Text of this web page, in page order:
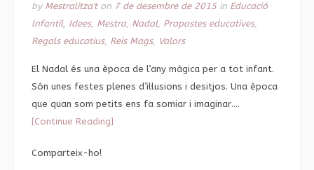
by Mestralitza'ton 7 de desembre de 2015in Educació
Infantil, Idees, Mestra, Nadal, Propostes educatives,
Regals educatius, Reis Mags, Valors
El Nadal és una època de l’any màgica per a tot infant.
Són unes festes plenes d’il·lusions i desitjos. Una època
que quan som petits ens fa somiar i imaginar….
[Continue Reading]
Comparteix-ho!